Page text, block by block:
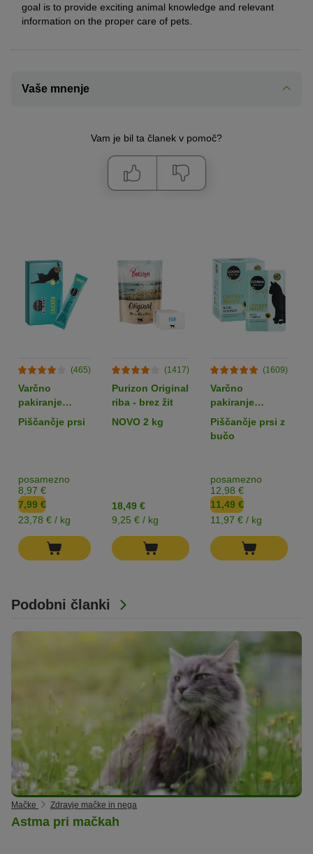
goal is to provide exciting animal knowledge and relevant
information on the proper care of pets.
Vaše mnenje
Vam je bil ta članek v pomoč?
Podobni članki
Mačke Zdravje mačke in nega
Astma pri mačkah
(465)
Varčno
pakiranje
Cosma Jelly
Snack 24 x 14
Piščančje prsi
posamezno
8,97 €
7,99 €
23,78 € / kg
(1417)
Purizon Original
riba - brez žit
NOVO 2 kg
18,49 €
9,25 € / kg
(1609)
Varčno
pakiranje
Cosma Soup 24
x 40 g
Piščančje prsi z
bučo
posamezno
12,98 €
11,49 €
11,97 € / kg